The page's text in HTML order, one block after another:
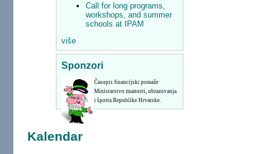
Call for long programs,
workshops, and summer
schools at IPAM
više
Sponzori
Časopis financijski pomaže
Ministarstvo znanosti, obrazovanja
i športa Republike Hrvatske.
Kalendar